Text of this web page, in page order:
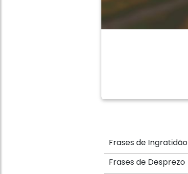
Frases de Ingratidão
Frases de Desprezo